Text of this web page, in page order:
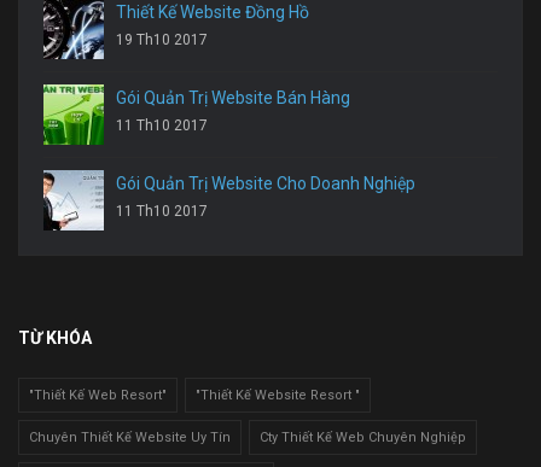
Thiết Kế Website Đồng Hồ
19 Th10 2017
Gói Quản Trị Website Bán Hàng
11 Th10 2017
Gói Quản Trị Website Cho Doanh Nghiệp
11 Th10 2017
TỪ KHÓA
"Thiết Kế Web Resort" "Thiết Kế Website Resort "
Chuyên Thiết Kế Website Uy Tín Cty Thiết Kế Web Chuyên Nghiệp